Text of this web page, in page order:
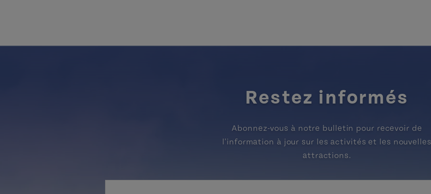
Restez informés
Abonnez-vous à notre bulletin pour recevoir de
l'information à jour sur les activités et les nouvelles
attractions.